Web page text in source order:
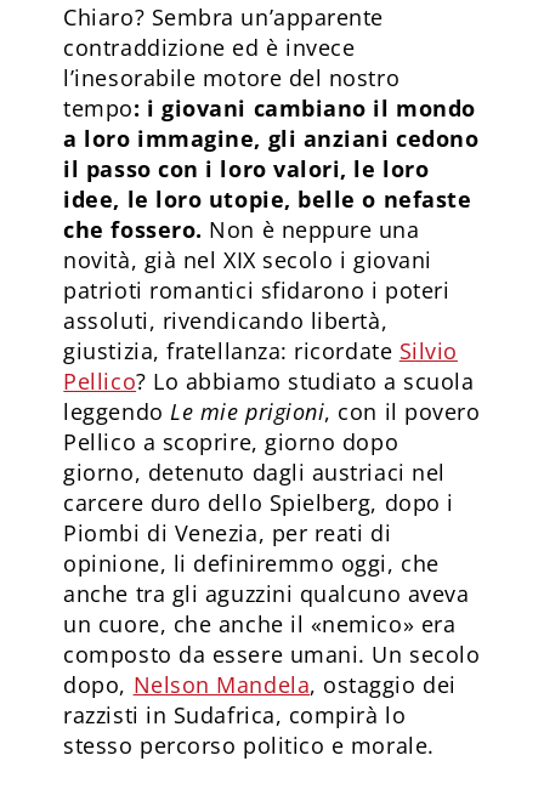
Chiaro? Sembra un’apparente
contraddizione ed è invece
l’inesorabile motore del nostro
tempo: i giovani cambiano il mondo
a loro immagine, gli anziani cedono
il passo con i loro valori, le loro
idee, le loro utopie, belle o nefaste
che fossero. Non è neppure una
novità, già nel XIX secolo i giovani
patrioti romantici sfidarono i poteri
assoluti, rivendicando libertà,
giustizia, fratellanza: ricordate Silvio
Pellico? Lo abbiamo studiato a scuola
leggendo Le mie prigioni, con il povero
Pellico a scoprire, giorno dopo
giorno, detenuto dagli austriaci nel
carcere duro dello Spielberg, dopo i
Piombi di Venezia, per reati di
opinione, li definiremmo oggi, che
anche tra gli aguzzini qualcuno aveva
un cuore, che anche il «nemico» era
composto da essere umani. Un secolo
dopo, Nelson Mandela, ostaggio dei
razzisti in Sudafrica, compirà lo
stesso percorso politico e morale.